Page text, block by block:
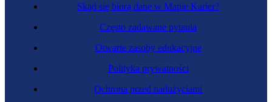
Skąd się biorą dane w Mapie Karier?
Często zadawane pytania
Otwarte zasoby edukacyjne
Polityka prywatności
Ochrona przed nadużyciami